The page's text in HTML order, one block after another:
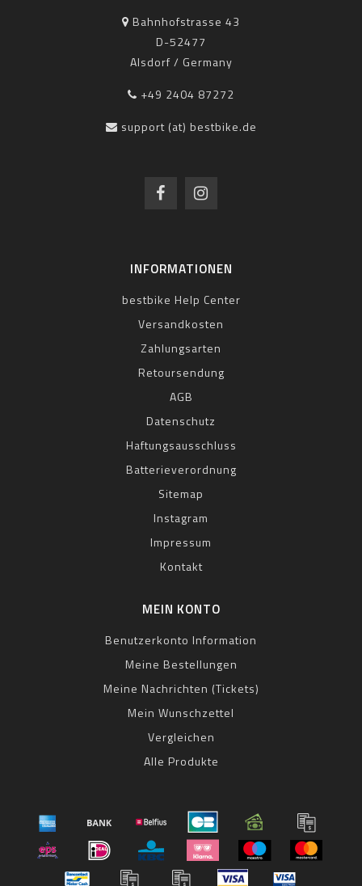
Bahnhofstrasse 43
D-52477
Alsdorf / Germany
+49 2404 87272
support (at) bestbike.de
INFORMATIONEN
bestbike Help Center
Versandkosten
Zahlungsarten
Retoursendung
AGB
Datenschutz
Haftungsausschluss
Batterieverordnung
Sitemap
Instagram
Impressum
Kontakt
MEIN KONTO
Benutzerkonto Information
Meine Bestellungen
Meine Nachrichten (Tickets)
Mein Wunschzettel
Vergleichen
Alle Produkte